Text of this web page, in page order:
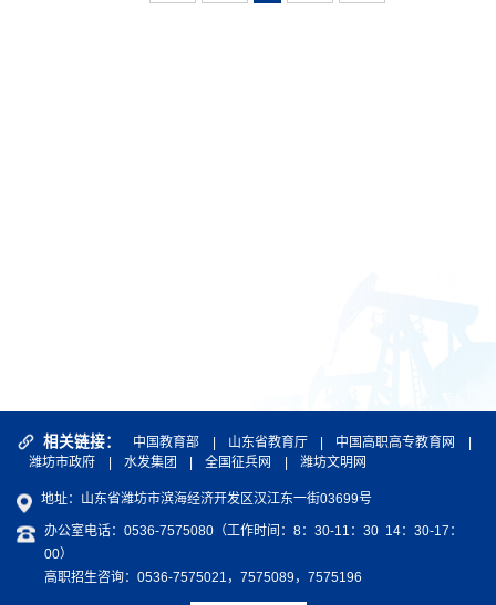
相关链接： 中国教育部 | 山东省教育厅 | 中国高职高专教育网
|
潍坊市政府
| 水发集团 | 全国征兵网 | 潍坊文明网
地址：山东省潍坊市滨海经济开发区汉江东一街03699号
办公室电话：0536-7575080（工作时间：8：30-11：30 14：30-17：
00）
高职招生咨询：0536-7575021，7575089，7575196